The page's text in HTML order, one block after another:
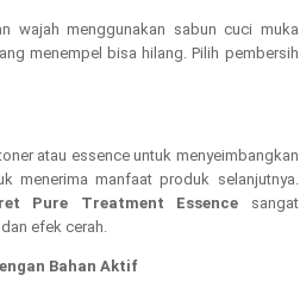
wajah menggunakan sabun cuci muka
menempel bisa hilang. Pilih pembersih
atau essence untuk menyeimbangkan
menerima manfaat produk selanjutnya.
Pure Treatment Essence sangat
efek cerah.
Bahan Aktif